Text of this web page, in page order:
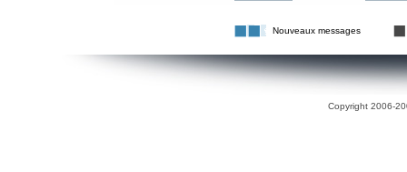
Nouveaux messages
Copyright 2006-